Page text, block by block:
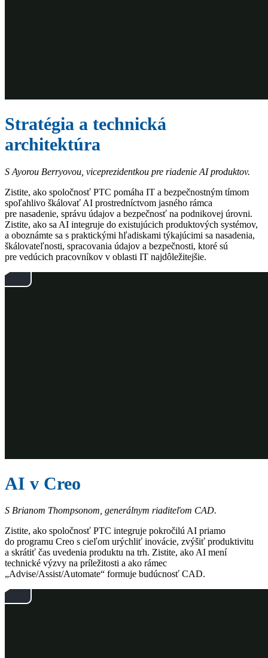
Stratégia a technická
architektúra
S Ayorou Berryovou, viceprezidentkou pre riadenie AI produktov.
Zistite, ako spoločnosť PTC pomáha IT a bezpečnostným tímom
spoľahlivo škálovať AI prostredníctvom jasného rámca
pre nasadenie, správu údajov a bezpečnosť na podnikovej úrovni.
Zistite, ako sa AI integruje do existujúcich produktových systémov,
a oboznámte sa s praktickými hľadiskami týkajúcimi sa nasadenia,
škálovateľnosti, spracovania údajov a bezpečnosti, ktoré sú
pre vedúcich pracovníkov v oblasti IT najdôležitejšie.
AI v Creo
S Brianom Thompsonom, generálnym riaditeľom CAD.
Zistite, ako spoločnosť PTC integruje pokročilú AI priamo
do programu Creo s cieľom urýchliť inovácie, zvýšiť produktivitu
a skrátiť čas uvedenia produktu na trh. Zistite, ako AI mení
technické výzvy na príležitosti a ako rámec
„Advise/Assist/Automate“ formuje budúcnosť CAD.